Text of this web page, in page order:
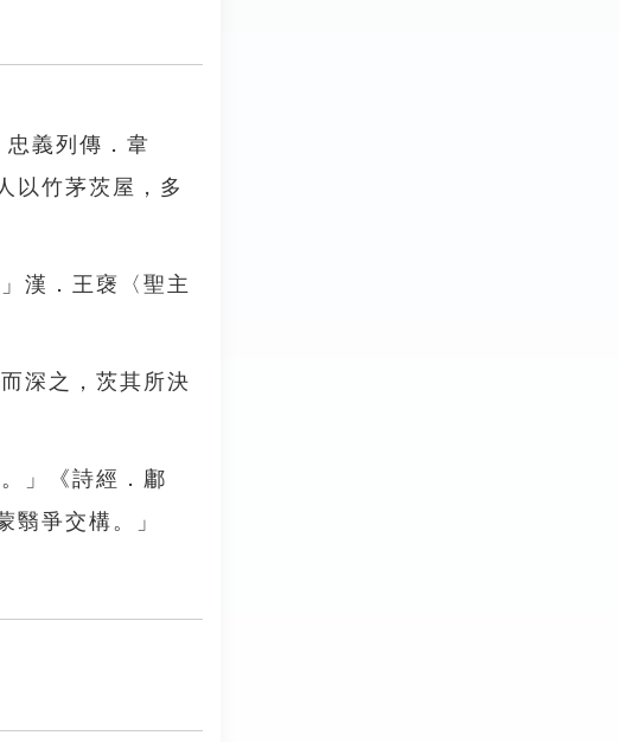
義列傳．韋
以竹茅茨屋，多
漢．王襃〈聖主
深之，茨其所決
」《詩經．鄘
翳爭交構。」